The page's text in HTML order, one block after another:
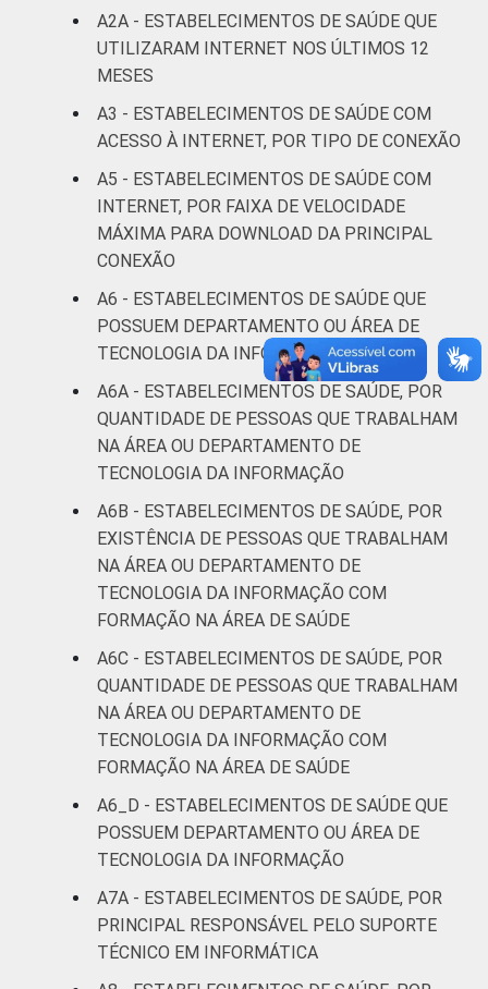
DE SAÚDE
Não UBS 4
LOCALIZAÇÃO
Interior 4 5
Fonte: CGI/NIC.br, Centro Regional de
Estudos para o Desenvolvimento da
Sociedade da Informação (Cetic.br),
Pesquisa sobre o uso das tecnologias de
informação e comunicação nos
estabelecimentos de saúde brasileiros – TIC
Saúde 2021.
A2A - ESTABELECIMENTOS DE SAÚDE QUE
UTILIZARAM INTERNET NOS ÚLTIMOS 12
MESES
A3 - ESTABELECIMENTOS DE SAÚDE COM
ACESSO À INTERNET, POR TIPO DE CONEXÃO
A5 - ESTABELECIMENTOS DE SAÚDE COM
INTERNET, POR FAIXA DE VELOCIDADE
MÁXIMA PARA DOWNLOAD DA PRINCIPAL
CONEXÃO
A6 - ESTABELECIMENTOS DE SAÚDE QUE
POSSUEM DEPARTAMENTO OU ÁREA DE
TECNOLOGIA DA INFORMAÇÃO
A6A - ESTABELECIMENTOS DE SAÚDE, POR
QUANTIDADE DE PESSOAS QUE TRABALHAM
NA ÁREA OU DEPARTAMENTO DE
TECNOLOGIA DA INFORMAÇÃO
A6B - ESTABELECIMENTOS DE SAÚDE, POR
EXISTÊNCIA DE PESSOAS QUE TRABALHAM
NA ÁREA OU DEPARTAMENTO DE
TECNOLOGIA DA INFORMAÇÃO COM
FORMAÇÃO NA ÁREA DE SAÚDE
A6C - ESTABELECIMENTOS DE SAÚDE, POR
QUANTIDADE DE PESSOAS QUE TRABALHAM
NA ÁREA OU DEPARTAMENTO DE
TECNOLOGIA DA INFORMAÇÃO COM
FORMAÇÃO NA ÁREA DE SAÚDE
A6_D - ESTABELECIMENTOS DE SAÚDE QUE
POSSUEM DEPARTAMENTO OU ÁREA DE
TECNOLOGIA DA INFORMAÇÃO
A7A - ESTABELECIMENTOS DE SAÚDE, POR
PRINCIPAL RESPONSÁVEL PELO SUPORTE
TÉCNICO EM INFORMÁTICA